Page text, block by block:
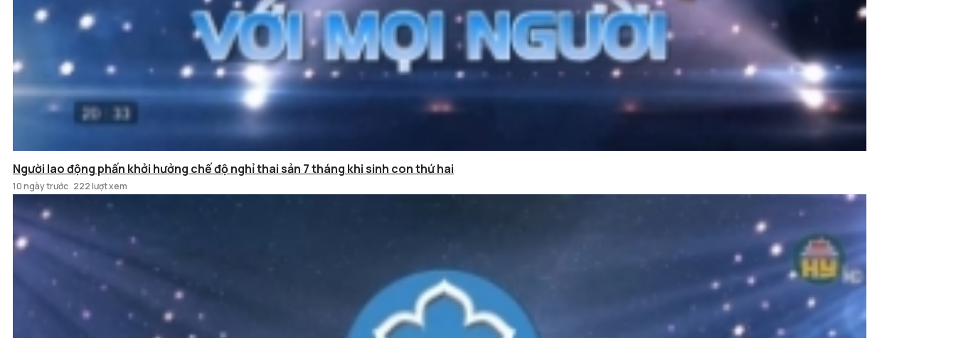
Người lao động phấn khởi hưởng chế độ nghỉ thai sản 7 tháng khi sinh con thứ hai
10 ngày trước 222 lượt xem